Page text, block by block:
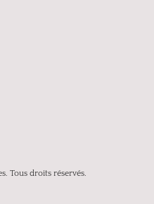
Tous droits réservés.